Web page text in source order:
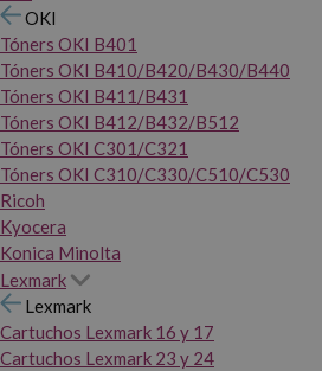
OKI
Tóners OKI B401
Tóners OKI B410/B420/B430/B440
Tóners OKI B411/B431
Tóners OKI B412/B432/B512
Tóners OKI C301/C321
Tóners OKI C310/C330/C510/C530
Ricoh
Kyocera
Konica Minolta
Lexmark
Lexmark
Cartuchos Lexmark 16 y 17
Cartuchos Lexmark 23 y 24